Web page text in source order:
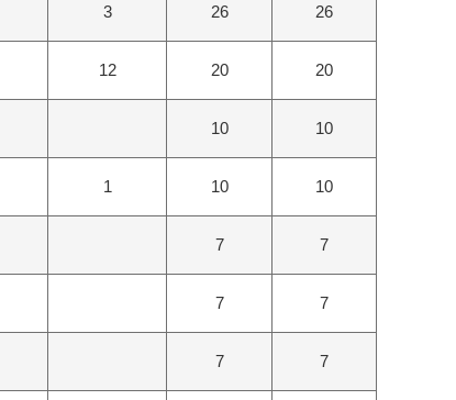
3 26 26
12 20 20
10 10
1 10 10
7 7
7 7
7 7